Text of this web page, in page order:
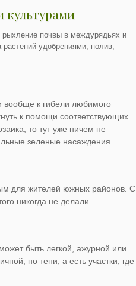
культурами
рыхление почвы в междурядьях и
растений удобрениями, полив,
вообще к гибели любимого
к помощи соответствующих
то тут уже ничем не
зеленые насаждения.
для жителей южных районов. С
никогда не делали.
быть легкой, ажурной или
но тени, а есть участки, где